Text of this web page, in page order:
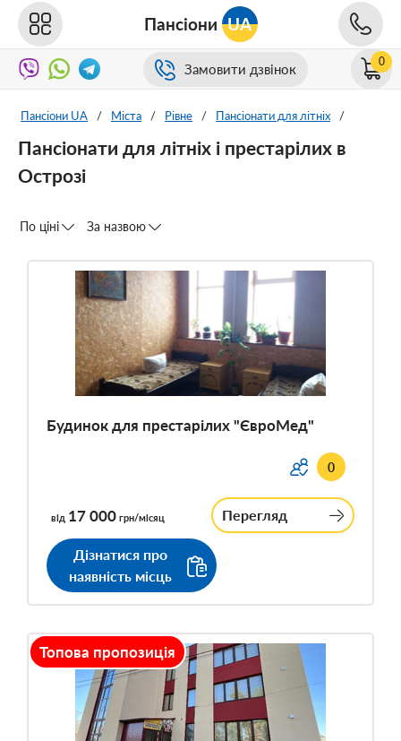
Пансіони UA
Замовити дзвінок 0
Пансіони UA / Міста / Рівне / Пансіонати для літніх /
Пансіонати для літніх і престарілих в
Острозі
По ціні За назвою
Будинок для престарілих "ЄвроМед"
0
від 17 000 грн/місяц Перегляд
Дізнатися про
наявність місць
Топова пропозиція